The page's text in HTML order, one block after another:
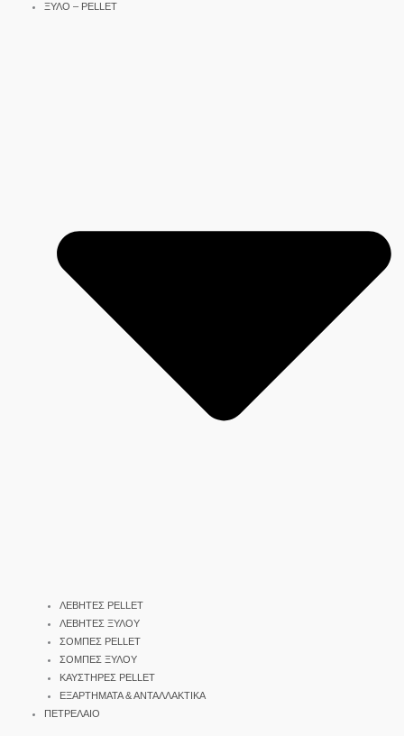
ΞΥΛΟ – PELLET
ΛΕΒΗΤΕΣ PELLET
ΛΕΒΗΤΕΣ ΞΥΛΟΥ
ΣΟΜΠΕΣ PELLET
ΣΟΜΠΕΣ ΞΥΛΟΥ
ΚΑΥΣΤΗΡΕΣ PELLET
ΕΞΑΡΤΗΜΑΤΑ & ΑΝΤΑΛΛΑΚΤΙΚΑ
ΠΕΤΡΕΛΑΙΟ